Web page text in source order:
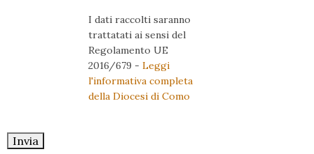
I dati raccolti saranno
trattatati ai sensi del
Regolamento UE
2016/679 - Leggi
l'informativa completa
della Diocesi di Como